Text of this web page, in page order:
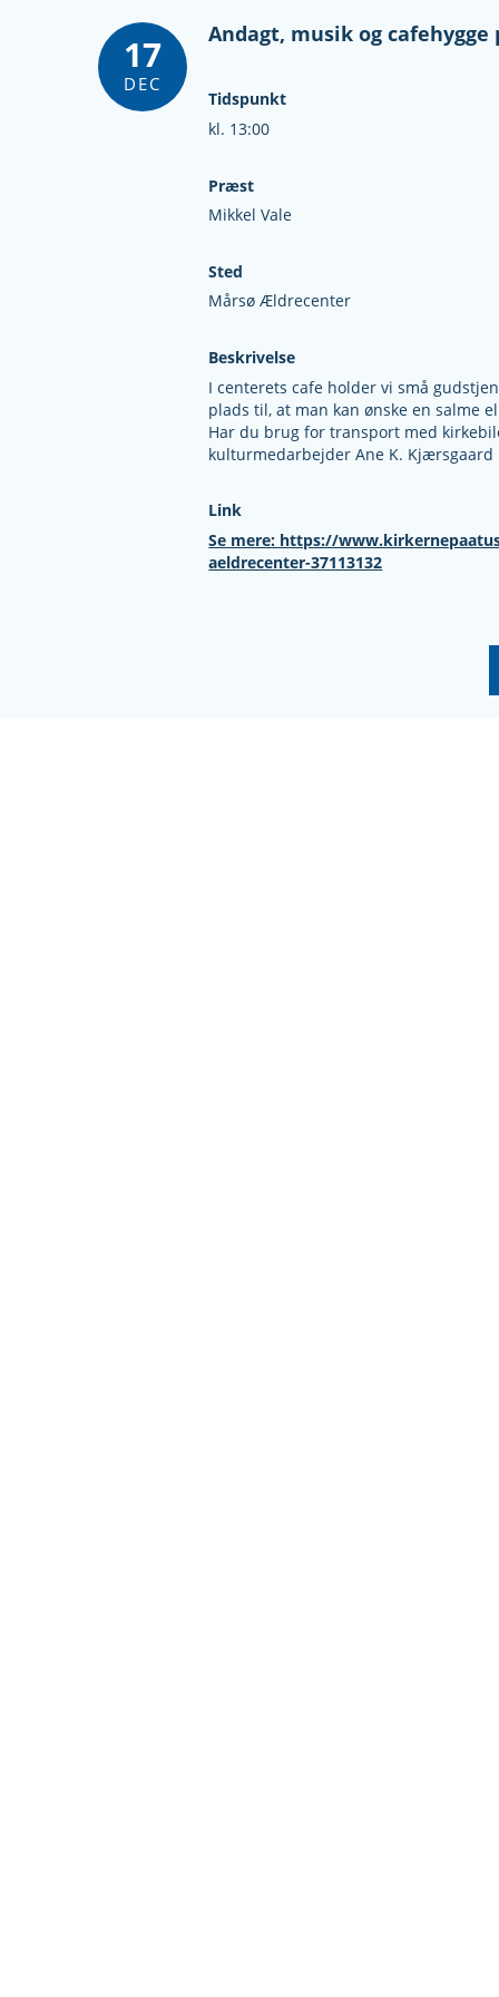
17
DEC
Andagt, musik og
Tidspunkt
kl. 13:00
Præst
Mikkel Vale
Sted
Mårsø Ældrecenter
Beskrivelse
I centerets cafe holder vi små
plads til, at man kan ønske en salme
Har du brug for transport med
kulturmedarbejder Ane K. Kjærsgaard
Link
Se mere: https://
aeldrecenter-37113132